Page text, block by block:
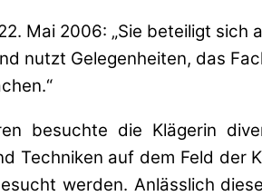
Mai 2006: „Sie beteiligt
nutzt Gelegenheiten, das
besuchte die Klägerin
Techniken auf dem Feld
werden. Anlässlich